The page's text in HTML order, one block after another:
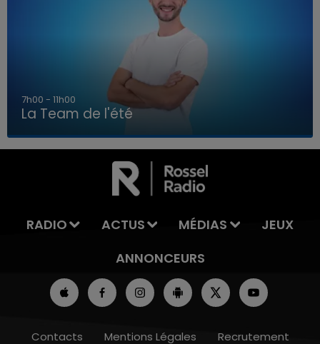
LA TEAM DE L'ÉTÉ
7h00 - 11h00
La Team de l'été
RADIO ACTUS MÉDIAS
JEUX
ANNONCEURS
Contacts Mentions Légales
Recrutement